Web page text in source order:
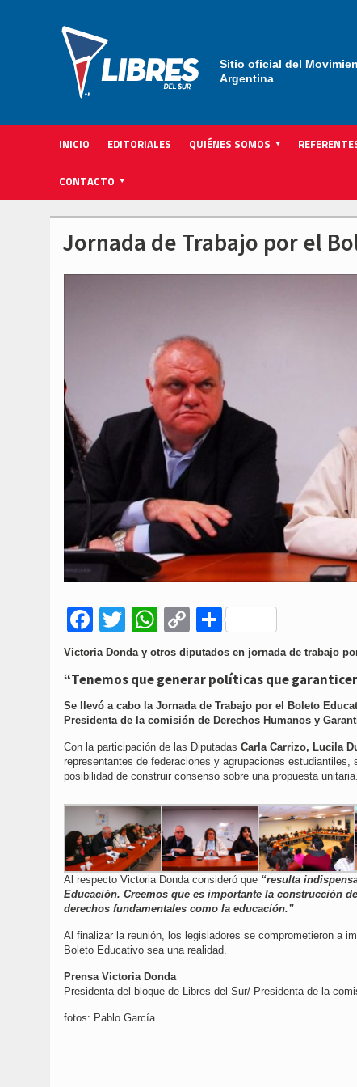
Sitio oficial del
Argentina
INICIO EDITORIALES QUIÉNES SOMOS
CONTACTO
Jornada de Trabajo por el
Facebook
TwitterWhatsApp
Copy
Link
Compartir
Victoria Donda y otros diputados en jornada de trabajo
“Tenemos que generar políticas que
Se llevó a cabo la Jornada de Trabajo por el Boleto
Presidenta de la comisión de Derechos Humanos y
Con la participación de las Diputadas Carla Carrizo, Lucila
representantes de federaciones y agrupaciones
posibilidad de construir consenso sobre una propuesta unitaria.
Al respecto Victoria Donda consideró que “resulta
Educación. Creemos que es importante la construcción
derechos fundamentales como la educación.”
Al finalizar la reunión, los legisladores se comprometieron a
Boleto Educativo sea una realidad.
Prensa Victoria Donda
Presidenta del bloque de Libres del Sur/ Presidenta de la
fotos: Pablo García